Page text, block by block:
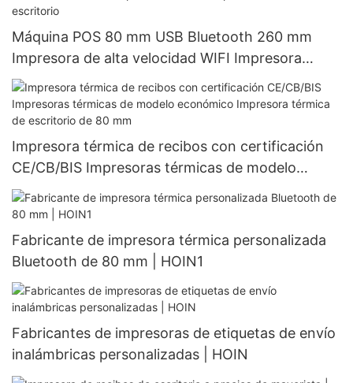
Máquina POS 80 mm USB Bluetooth 260 mm
Impresora de alta velocidad WIFI Impresora
térmica Impresora térmica de escritorio
Impresora térmica de recibos con certificación
CE/CB/BIS Impresoras térmicas de modelo
económico Impresora térmica de escritorio de 80
mm
Fabricante de impresora térmica personalizada
Bluetooth de 80 mm | HOIN1
Fabricantes de impresoras de etiquetas de envío
inalámbricas personalizadas | HOIN